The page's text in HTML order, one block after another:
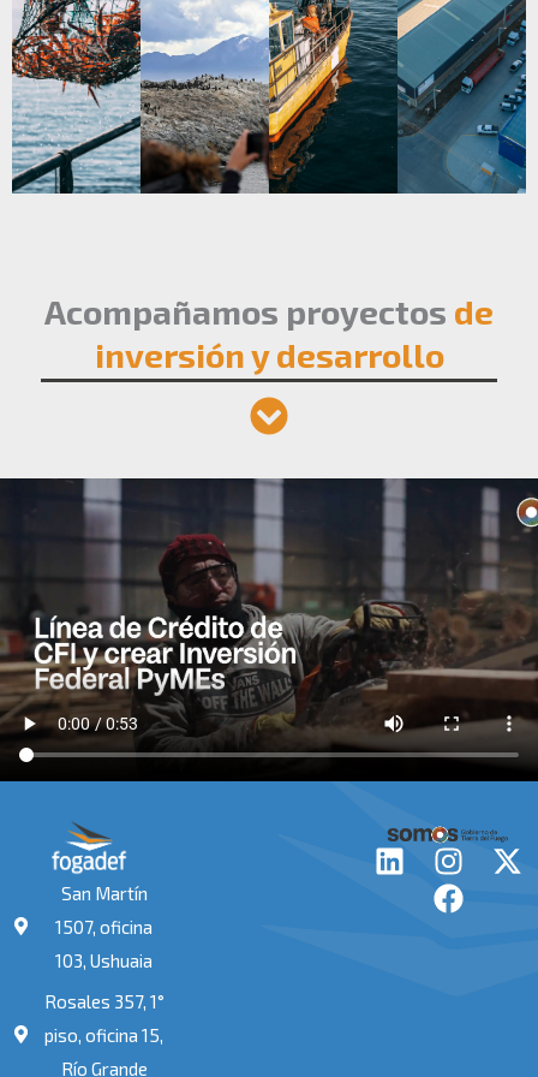
Acompañamos proyectos de
inversión y desarrollo
San Martín
1507, oficina
103, Ushuaia
Rosales 357, 1°
piso, oficina 15,
Río Grande
L
I
n
s
X
F
a
c